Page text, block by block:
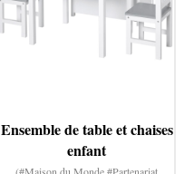
Ensemble de table et chaises
enfant